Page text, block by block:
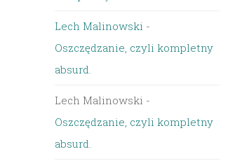
Lech Malinowski -
Oszczędzanie, czyli kompletny
absurd.
Lech Malinowski -
Oszczędzanie, czyli kompletny
absurd.